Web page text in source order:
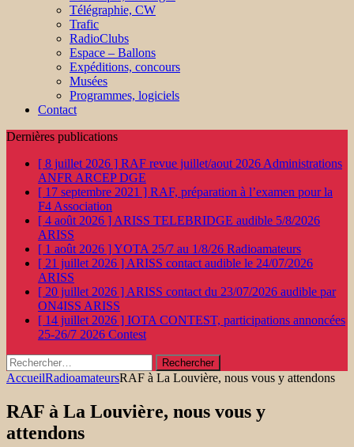
Télégraphie, CW
Trafic
RadioClubs
Espace – Ballons
Expéditions, concours
Musées
Programmes, logiciels
Contact
Dernières publications
[ 8 juillet 2026 ] RAF revue juillet/aout 2026 Administrations
ANFR ARCEP DGE
[ 17 septembre 2021 ] RAF, préparation à l’examen pour la
F4 Association
[ 4 août 2026 ] ARISS TELEBRIDGE audible 5/8/2026
ARISS
[ 1 août 2026 ]YOTA 25/7 au 1/8/26 Radioamateurs
[ 21 juillet 2026 ] ARISS contact audible le 24/07/2026
ARISS
[ 20 juillet 2026 ] ARISS contact du 23/07/2026 audible par
ON4ISS ARISS
[ 14 juillet 2026 ] IOTA CONTEST, participations annoncées
25-26/7 2026 Contest
Rechercher :
AccueilRadioamateursRAF à La Louvière, nous vous y attendons
RAF à La Louvière, nous vous y
attendons